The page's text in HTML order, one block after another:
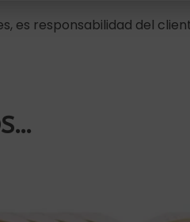
es responsabilidad del